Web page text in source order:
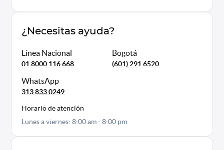
¿Necesitas ayuda?
Línea Nacional
01 8000 116 668
Bogotá
(601) 291 6520
WhatsApp
313 833 0249
Horario de atención
Lunes a viernes: 8:00 am - 8:00 pm